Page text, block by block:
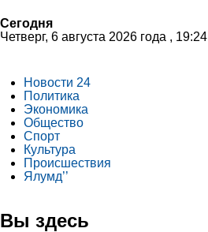
Сегодня
Четверг, 6 августа 2026 года , 19:24
Новости 24
Политика
Экономика
Общество
Спорт
Культура
Происшествия
Ялумд’’
Вы здесь